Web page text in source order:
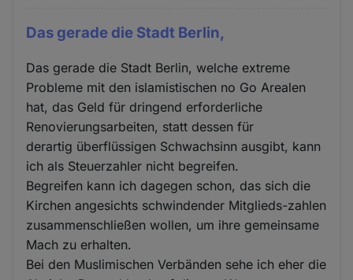
Das gerade die Stadt Berlin,
Das gerade die Stadt Berlin, welche extreme
Probleme mit den islamistischen no Go Arealen
hat, das Geld für dringend erforderliche
Renovierungsarbeiten, statt dessen für
derartig überflüssigen Schwachsinn ausgibt, kann
ich als Steuerzahler nicht begreifen.
Begreifen kann ich dagegen schon, das sich die
Kirchen angesichts schwindender Mitglieds-zahlen
zusammenschließen wollen, um ihre gemeinsame
Mach zu erhalten.
Bei den Muslimischen Verbänden sehe ich eher die